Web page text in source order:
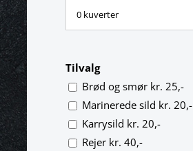
Tilvalg
Brød og smør kr. 25,-
Marinerede sild kr. 20,-
Karrysild kr. 20,-
Rejer kr. 40,-